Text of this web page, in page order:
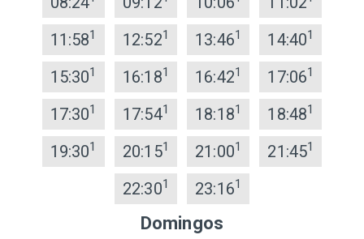
11:581 12:521 13:461 14:401
15:301 16:181 16:421 17:061
17:301 17:541 18:181 18:481
19:301 20:151 21:001 21:451
22:301 23:161
Domingos